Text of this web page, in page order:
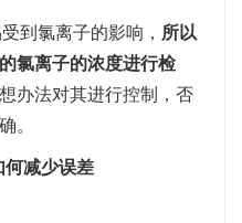
到氯离子的影响， 所以
氯离子的浓度进行检
办法对其进行控制，否
。
何减少误差